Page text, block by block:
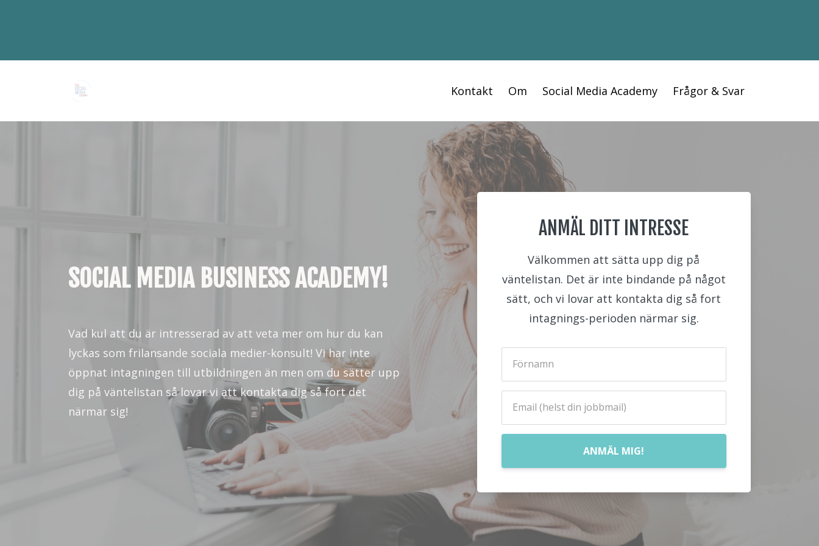
Kontakt Om Social Media Academy Frågor & Svar
SOCIAL MEDIA BUSINESS ACADEMY!
Vad kul att du är intresserad av att veta mer om hur du kan
lyckas som frilansande sociala medier-konsult! Vi har inte
öppnat intagningen till utbildningen än men om du sätter upp
dig på väntelistan så lovar vi att kontakta dig så fort det
närmar sig!
ANMÄL DITT INTRESSE
Välkommen att sätta upp dig på
väntelistan. Det är inte bindande på något
sätt, och vi lovar att kontakta dig så fort
intagnings-perioden närmar sig.
ANMÄL MIG!